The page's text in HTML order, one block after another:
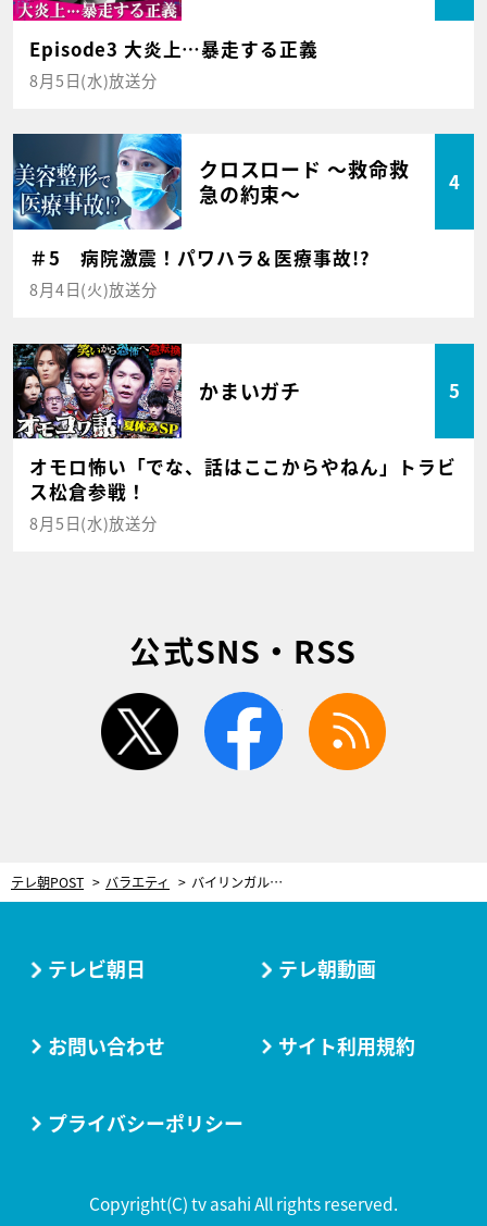
Episode3 大炎上…暴走する正義
8月5日(水)放送分
クロスロード ～救命救
急の約束～
4
＃5 病院激震！パワハラ＆医療事故!?
8月4日(火)放送分
かまいガチ 5
オモロ怖い「でな、話はここからやねん」トラビ
ス松倉参戦！
8月5日(水)放送分
公式SNS・RSS
twitter facebook
テレ朝POST バラエティ バイリンガルタレントの笑顔にヒロミ＆指原莉乃もメロメロ！「好きになっちゃう」
テレビ朝日 テレ朝動画
お問い合わせ サイト利用規約
プライバシーポリシー
Copyright(C) tv asahi All rights reserved.